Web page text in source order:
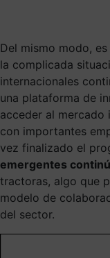
Del mismo modo,
la complicada
internacionales
una plataforma de
acceder al
con importantes
vez finalizado el
emergentes
tractoras, algo que
modelo de
del sector.